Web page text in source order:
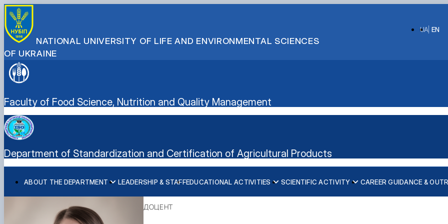
NATIONAL UNIVERSITY OF LIFE AND ENVIRONMENTAL SCIENCES
OF UKRAINE
EN
UA
Faculty of Food Science, Nutrition and Quality Management
Department of Standardization and Certification of Agricultural Products
ABOUT THE DEPARTMENT
History of the department and present day
Responsible for the information content of the department's website
LEADERSHIP & STAFFEDUCATIONAL ACTIVITIES
Educational program “Quality, Standardization, and Certification”
Schedule and timetable of classes
Work program for the educational component (academic discipline)
SCIENTIFIC ACTIVITY
Student scientific societies
Department Publications
CAREER GUIDANCE &
Information for applicants
Vocational Guidance
EPP Quality, Standardization, and Certification
ДОЦЕНТ